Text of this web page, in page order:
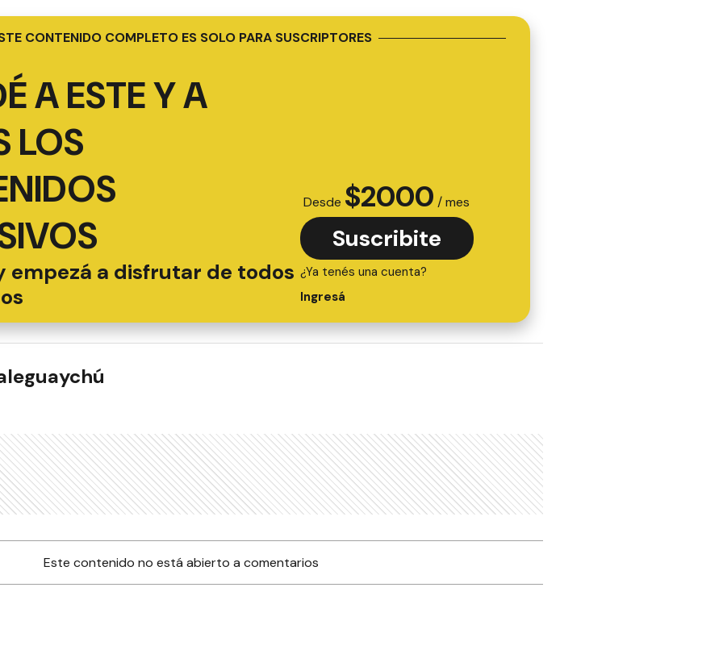
CONTENIDO COMPLETO ES SOLO PARA SUSCRIPTORES
A ESTE Y A
LOS
empezá a disfrutar de todos
Desde $2000 / mes
Suscribite
¿Ya tenés una cuenta?
Ingresá
Este contenido no está abierto a comentarios